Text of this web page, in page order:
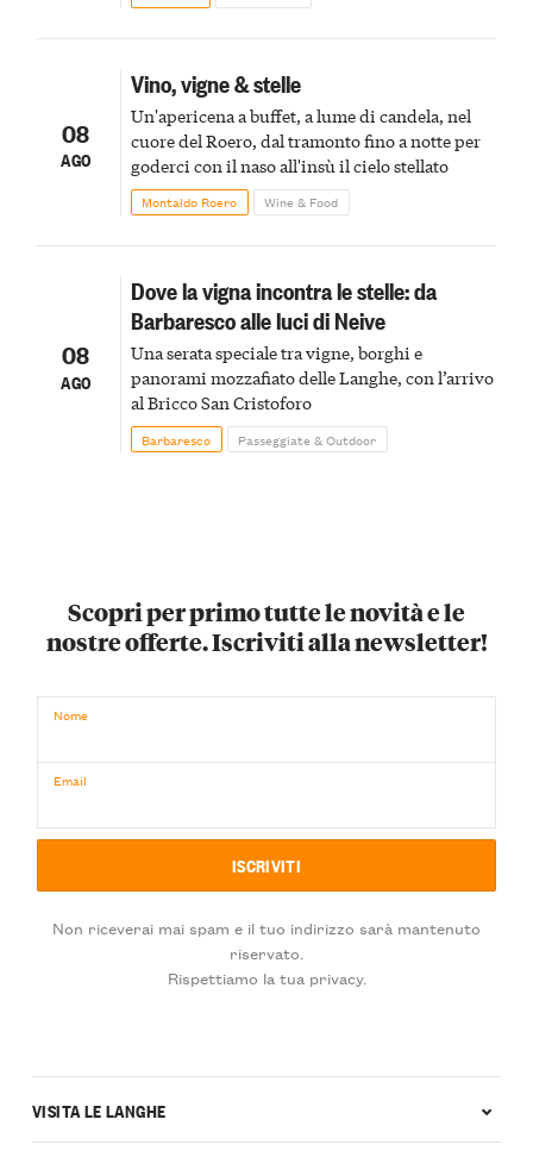
08
AGO
Vino, vigne & stelle
Un'apericena a buffet, a lume di candela, nel
cuore del Roero, dal tramonto fino a notte per
goderci con il naso all'insù il cielo stellato
Montaldo Roero Wine & Food
08
AGO
Dove la vigna incontra le stelle: da
Barbaresco alle luci di Neive
Una serata speciale tra vigne, borghi e
panorami mozzafiato delle Langhe, con l’arrivo
al Bricco San Cristoforo
Barbaresco Passeggiate & Outdoor
Scopri per primo tutte le novità e le
nostre offerte. Iscriviti alla newsletter!
Nome
Email
Non riceverai mai spam e il tuo indirizzo sarà mantenuto
riservato.
Rispettiamo la tua privacy.
VISITA LE LANGHE